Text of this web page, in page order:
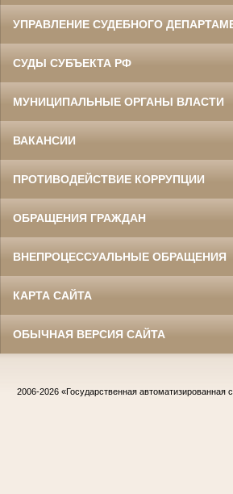
УПРАВЛЕНИЕ СУДЕБНОГО
СУДЫ СУБЪЕКТА РФ
МУНИЦИПАЛЬНЫЕ ОРГАНЫ ВЛАСТИ
ВАКАНСИИ
ПРОТИВОДЕЙСТВИЕ КОРРУПЦИИ
ОБРАЩЕНИЯ ГРАЖДАН
ВНЕПРОЦЕССУАЛЬНЫЕ ОБРАЩЕНИЯ
КАРТА САЙТА
ОБЫЧНАЯ ВЕРСИЯ САЙТА
2006-2026 «Государственная